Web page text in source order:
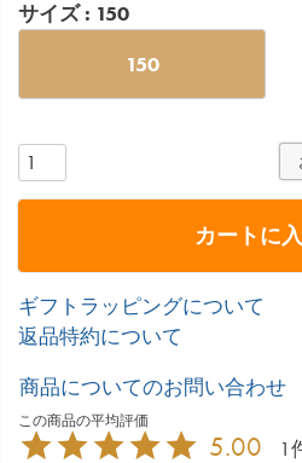
サイズ 150
150
カートに
ギフトラッピングについて
返品特約について
商品についてのお問い合わせ
5.00 1